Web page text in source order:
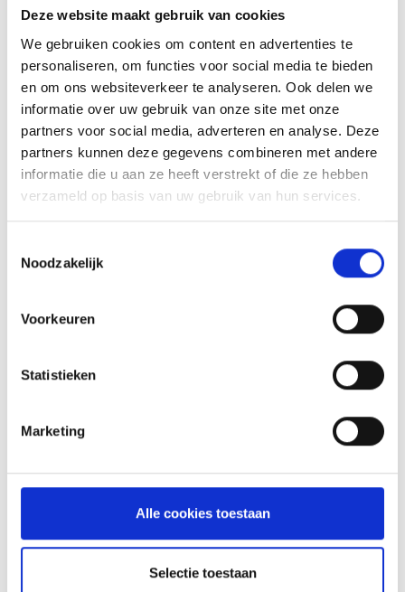
Deze website maakt gebruik van cookies
We gebruiken cookies om content en advertenties te
personaliseren, om functies voor social media te bieden
en om ons websiteverkeer te analyseren. Ook delen we
informatie over uw gebruik van onze site met onze
partners voor social media, adverteren en analyse. Deze
partners kunnen deze gegevens combineren met andere
informatie die u aan ze heeft verstrekt of die ze hebben
verzameld op basis van uw gebruik van hun services.
Noodzakelijk
Voorkeuren
Statistieken
Marketing
Alle cookies toestaan
Selectie toestaan
INSPIRATIE
RECEPTEN EN TIPS
VAN ONZE GRILL MASTERS
MEER INFORMATIE
RECEPT